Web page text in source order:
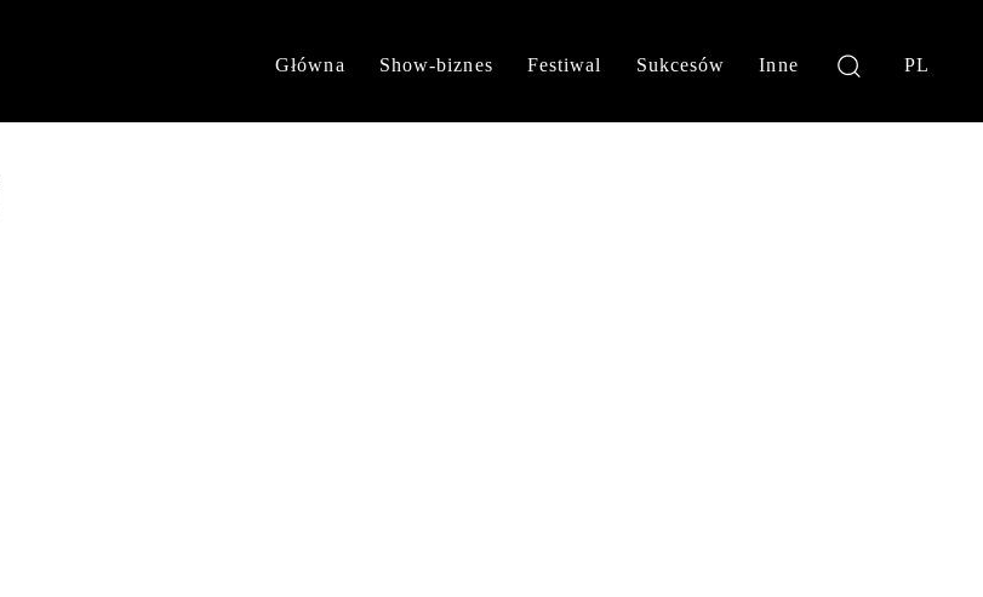
Główna Show-biznes Festiwal Sukcesów Inne PL